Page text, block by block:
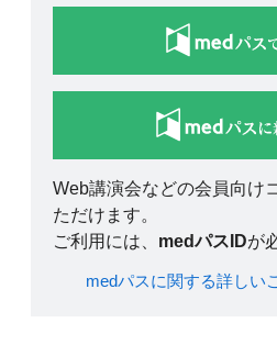
Web講演会などの会員向け
ただけます。
ご利用には、 medパスIDが
medパスに関する詳しい